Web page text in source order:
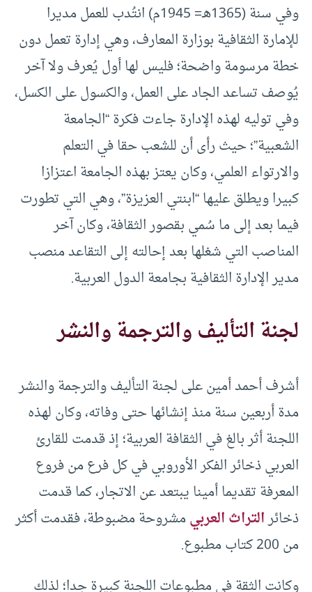
وفي سنة (1365هـ= 1945م) انتُدب للعمل مديرا
للإمارة الثقافية بوزارة المعارف، وهي إدارة تعمل دون
خطة مرسومة واضحة؛ فليس لها أول يُعرف ولا آخر
يُوصف تساعد الجاد على العمل، والكسول على الكسل،
وفي توليه لهذه الإدارة جاءت فكرة “الجامعة
الشعبية”؛ حيث رأى أن للشعب حقا في التعلم
والارتواء العلمي، وكان يعتز بهذه الجامعة اعتزازا
كبيرا ويطلق عليها “ابنتي العزيزة”، وهي التي تطورت
فيما بعد إلى ما سُمي بقصور الثقافة، وكان آخر
المناصب التي شغلها بعد إحالته إلى التقاعد منصب
مدير الإدارة الثقافية بجامعة الدول العربية.
لجنة التأليف والترجمة والنشر
أشرف أحمد أمين على لجنة التأليف والترجمة والنشر
مدة أربعين سنة منذ إنشائها حتى وفاته، وكان لهذه
اللجنة أثر بالغ في الثقافة العربية؛ إذ قدمت للقارئ
العربي ذخائر الفكر الأوروبي في كل فرع من فروع
المعرفة تقديما أمينا يبتعد عن الاتجار، كما قدمت
ذخائرالتراث العربيمشروحة مضبوطة، فقدمت أكثر
من 200 كتاب مطبوع.
وكانت الثقة في مطبوعات اللجنة كبيرة جدا؛ لذلك